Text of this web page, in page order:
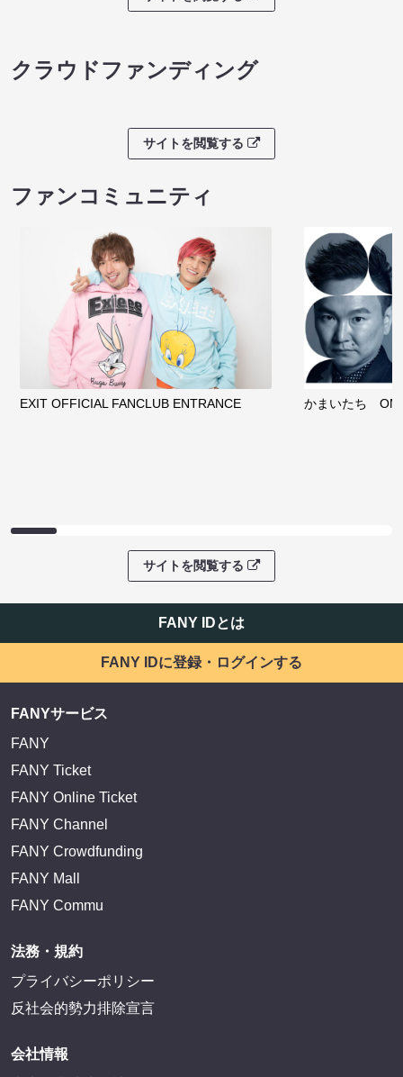
08/08 08:30 開場 09:00 開演
サイトを閲覧する
クラウドファンディング
サイトを閲覧する
ファンコミュニティ
FANY IDに登録・ログインする
FANYサービス
FANY
FANY Ticket
FANY Crowdfunding
FANY Mall
FANY Commu